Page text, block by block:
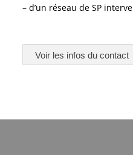
– d’un réseau de SP
Voir les infos du contact